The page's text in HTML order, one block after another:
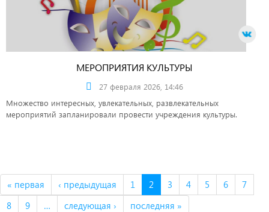
МЕРОПРИЯТИЯ КУЛЬТУРЫ
27 февраля 2026, 14:46
Множество интересных, увлекательных, развлекательных
мероприятий запланировали провести учреждения культуры.
« первая ‹ предыдущая 1 2 3 4 5 6
7
8
9 … следующая › последняя »